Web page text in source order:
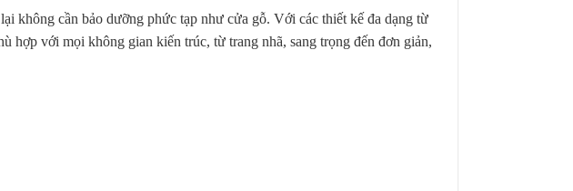
không cần bảo dưỡng phức tạp như cửa gỗ. Với các thiết kế đa dạng từ
hợp với mọi không gian kiến trúc, từ trang nhã, sang trọng đến đơn giản,